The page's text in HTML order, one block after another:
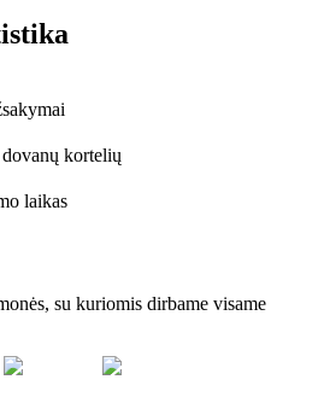
kortelių
laikas
su kuriomis dirbame visame